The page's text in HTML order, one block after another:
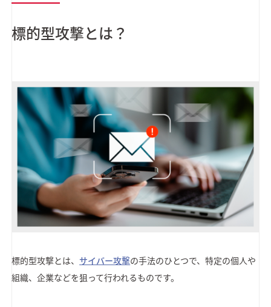
標的型攻撃とは？
標的型攻撃とは、 サイバー攻撃の手法のひとつで、特定の個人や
組織、企業などを狙って行われるものです。